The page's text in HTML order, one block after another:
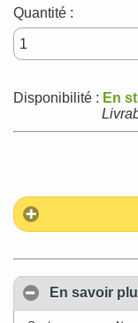
Quantité :
Disponibilité : En
En savoir